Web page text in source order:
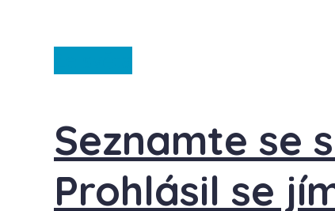
Seznamte se
Prohlásil se